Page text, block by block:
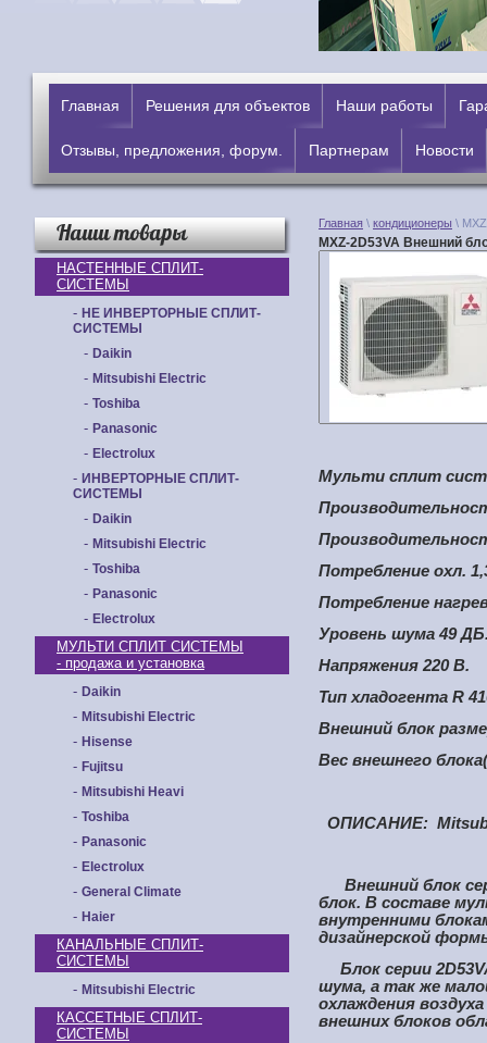
Главная Решения для объектов Наши работы
Отзывы, предложения, форум. Партнерам Новости
Наши товары
НАСТЕННЫЕ СПЛИТ-
СИСТЕМЫ
- НЕ ИНВЕРТОРНЫЕ СПЛИТ-
СИСТЕМЫ
- Daikin
- Mitsubishi Electric
- Toshiba
- Panasonic
- Electrolux
- ИНВЕРТОРНЫЕ СПЛИТ-
СИСТЕМЫ
- Daikin
- Mitsubishi Electric
- Toshiba
- Panasonic
- Electrolux
МУЛЬТИ СПЛИТ СИСТЕМЫ
- продажа и установка
- Daikin
- Mitsubishi Electric
- Hisense
- Fujitsu
- Mitsubishi Heavi
- Toshiba
- Panasonic
- Electrolux
- General Climate
- Haier
КАНАЛЬНЫЕ СПЛИТ-
СИСТЕМЫ
- Mitsubishi Electric
КАССЕТНЫЕ СПЛИТ-
СИСТЕМЫ
Главная \ кондиционеры \
MXZ-2D53VA Внешний
Мульти сплит
Потребление охл.
Потребление
Уровень шума 49
Напряжения 220 В.
Тип хладогента R
Внешний блок
Вес внешнего
ОПИСАНИЕ:
Внешний блок
блок. В составе
внутренними
дизайнерской
Блок серии
шума, а так же
охлаждения
внешних блоков